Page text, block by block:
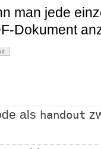
man jede
Dokument
als handout